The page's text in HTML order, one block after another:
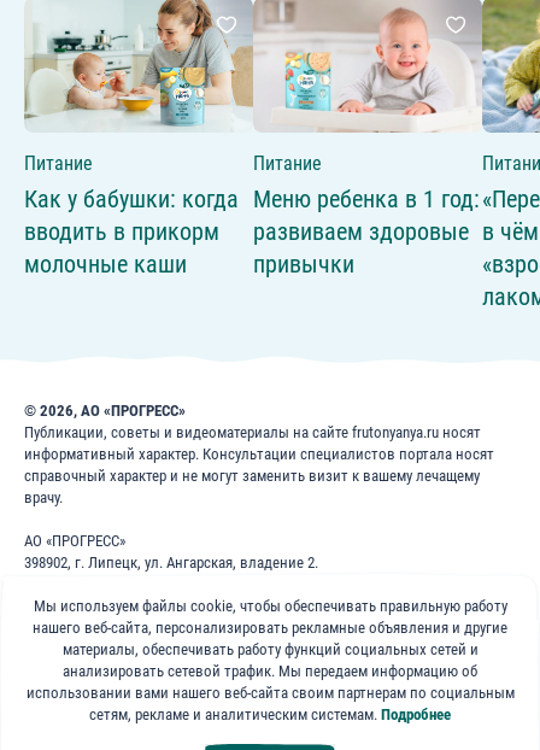
Питание
Как у бабушки: когда
вводить в прикорм
молочные каши
Питание
Меню ребенка в 1 год:
развиваем здоровые
привычки
в
© 2026, АО «ПРОГРЕСС»
Публикации, советы и видеоматериалы на сайте frutonyanya.ru носят
информативный характер. Консультации специалистов портала носят
справочный характер и не могут заменить визит к вашему лечащему
врачу.
АО «ПРОГРЕСС»
398902, г. Липецк, ул. Ангарская, владение 2.
ОГРН: 1024840823996
8 800 200 1 400
Бесплатно для звонков по России
Мы используем файлы cookie, чтобы обеспечивать правильную работу
нашего веб-сайта, персонализировать рекламные объявления и другие
материалы, обеспечивать работу функций социальных сетей и
анализировать сетевой трафик. Мы передаем информацию об
использовании вами нашего веб-сайта своим партнерам по социальным
сетям, рекламе и аналитическим системам. Подробнее